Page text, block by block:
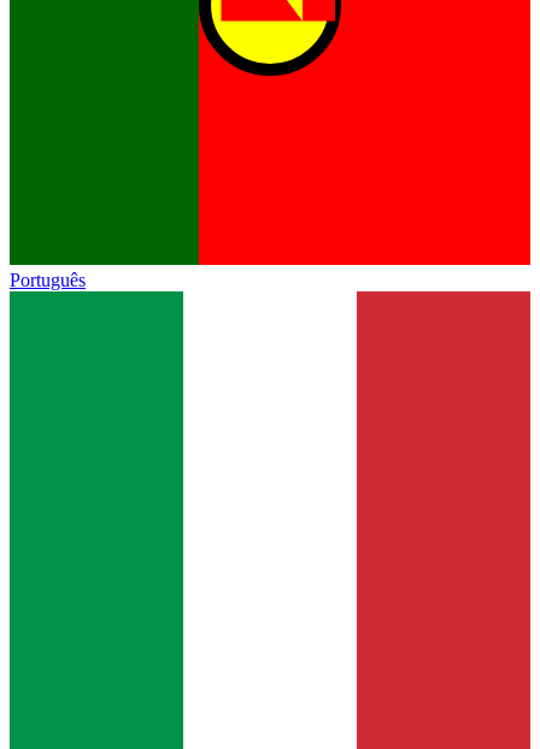
Português